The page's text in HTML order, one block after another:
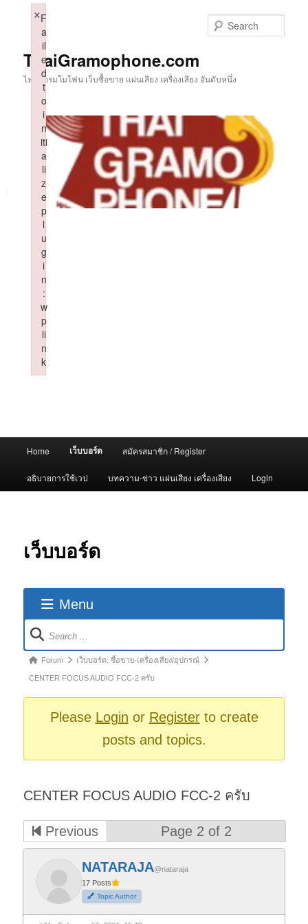
ThaiGramophone.com
ไทยแกรมโมโฟน เว็บซื้อขาย แผ่นเสียง เครื่องเสียง อันดับหนึ่ง
Home เว็บบอร์ด สมัครสมาชิก / Register
อธิบายการใช้เวป บทความ-ข่าว แผ่นเสียง เครื่องเสียง Login
เว็บบอร์ด
Menu
Forum
Navigation
Forum
breadcrumbs
Forum เว็บบอร์ด: ซื้อขาย-เครื่องเสียง/อุปกรณ์
CENTER FOCUS AUDIO FCC-2 ครับ
Please Login or Registerto create
posts and topics.
CENTER FOCUS AUDIO FCC-2 ครับ
Previous Page 2 of 2
NATARAJA@nataraja
17 Posts
Topic Author
F
a
il
e
d
t
o
i
n
iti
a
li
z
e
p
l
u
g
i
n
:
w
p
li
n
k
×
Failed to initialize plugin: wplink